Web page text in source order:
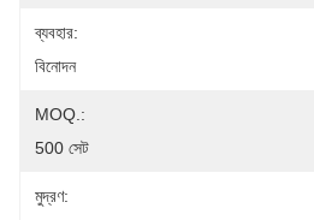
ব্যবহার:
বিনোদন
MOQ.:
500 সেট
মুদ্রণ: